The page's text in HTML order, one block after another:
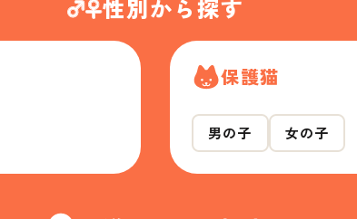
性別から探す
保護猫
男の子 女の子